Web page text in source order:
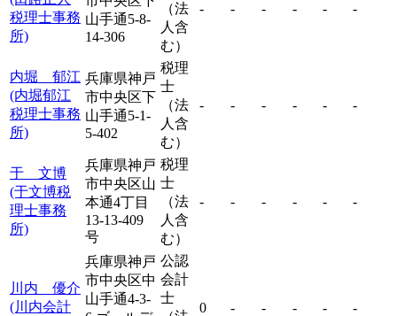
税理士事務
所)
山手通5-8-
14-306
（法
人含
む）
- - - - - -
内堀 郁江
(内堀郁江
税理士事務
所)
兵庫県神戸
市中央区下
山手通5-1-
5-402
税理
士
（法
人含
む）
- - - - - -
于 文博
(于文博税
理士事務
所)
兵庫県神戸
市中央区山
本通4丁目
13-13-409
号
税理
士
（法
人含
む）
- - - - - -
川内 優介
(川内会計
兵庫県神戸
市中央区中
山手通4-3-
公認
会計
士
0 - - - - -